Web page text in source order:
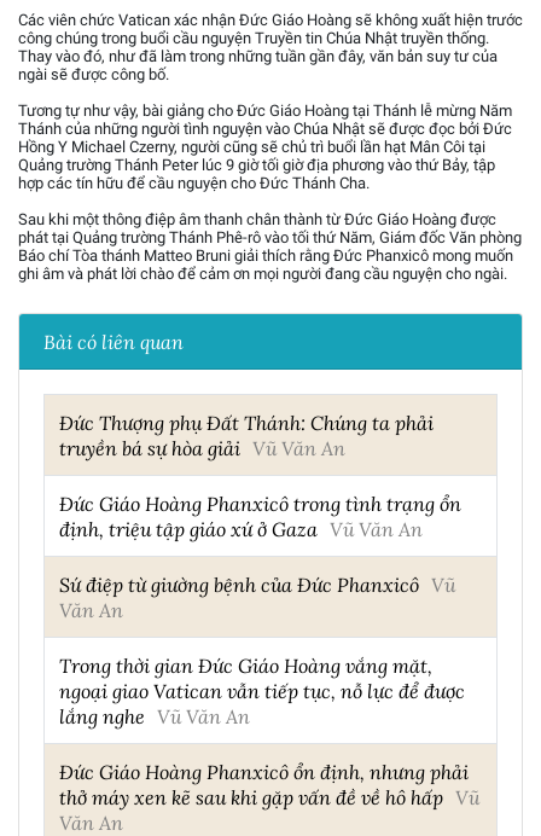
Các viên chức Vatican xác nhận Đức Giáo Hoàng sẽ không xuất hiện trước
công chúng trong buổi cầu nguyện Truyền tin Chúa Nhật truyền thống.
Thay vào đó, như đã làm trong những tuần gần đây, văn bản suy tư của
ngài sẽ được công bố.
Tương tự như vậy, bài giảng cho Đức Giáo Hoàng tại Thánh lễ mừng Năm
Thánh của những người tình nguyện vào Chúa Nhật sẽ được đọc bởi Đức
Hồng Y Michael Czerny, người cũng sẽ chủ trì buổi lần hạt Mân Côi tại
Quảng trường Thánh Peter lúc 9 giờ tối giờ địa phương vào thứ Bảy, tập
hợp các tín hữu để cầu nguyện cho Đức Thánh Cha.
Sau khi một thông điệp âm thanh chân thành từ Đức Giáo Hoàng được
phát tại Quảng trường Thánh Phê-rô vào tối thứ Năm, Giám đốc Văn phòng
Báo chí Tòa thánh Matteo Bruni giải thích rằng Đức Phanxicô mong muốn
ghi âm và phát lời chào để cảm ơn mọi người đang cầu nguyện cho ngài.
Bài có liên quan
Đức Thượng phụ Đất Thánh: Chúng ta phải
truyền bá sự hòa giải Vũ Văn An
Đức Giáo Hoàng Phanxicô trong tình trạng ổn
định, triệu tập giáo xứ ở Gaza Vũ Văn An
Sứ điệp từ giường bệnh của Đức Phanxicô Vũ
Văn An
Trong thời gian Đức Giáo Hoàng vắng mặt,
ngoại giao Vatican vẫn tiếp tục, nỗ lực để được
lắng nghe Vũ Văn An
Đức Giáo Hoàng Phanxicô ổn định, nhưng phải
thở máy xen kẽ sau khi gặp vấn đề về hô hấp Vũ
Văn An